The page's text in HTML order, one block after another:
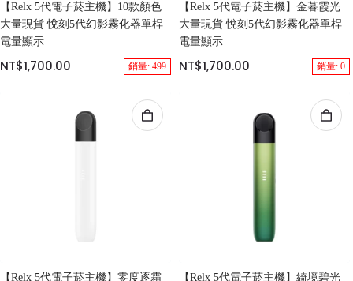
【Relx 5代電子菸主機】10款顏色
大量現貨 悅刻5代幻影霧化器單桿
電量顯示
NT$1,700.00 銷量: 499
【Relx 5代電子菸主機】金暮霞光
大量現貨 悅刻5代幻影霧化器單桿
電量顯示
NT$1,700.00 銷量: 0
【Relx 5代電子菸主機】零度逐霜 【Relx 5代電子菸主機】綺境碧光